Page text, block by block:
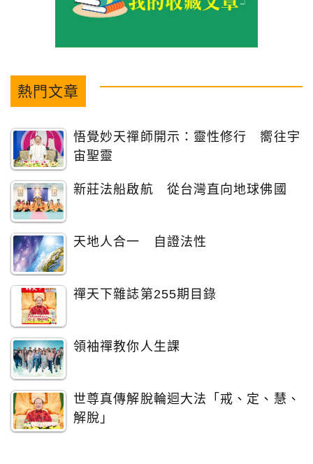
熱門文章
悟覺妙天禪師開示：靈性修行 嚮往宇
宙聖靈
新莊法船啟航 從台灣直向地球佛國
天地人合一 自證法性
禪天下雜誌第255期目錄
領袖禪教你人生課
世尊真傳解脫輪迴大法「戒、定、慧、
解脫」